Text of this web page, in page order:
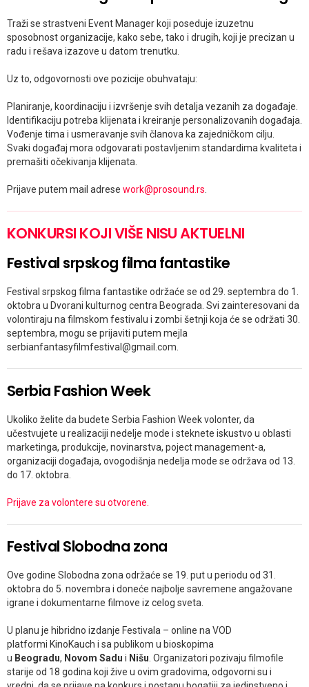
Traži se strastveni Event Manager koji poseduje izuzetnu
sposobnost organizacije, kako sebe, tako i drugih, koji je precizan u
radu i rešava izazove u datom trenutku.
Uz to, odgovornosti ove pozicije obuhvataju:
Planiranje, koordinaciju i izvršenje svih detalja vezanih za događaje.
Identifikaciju potreba klijenata i kreiranje personalizovanih događaja.
Vođenje tima i usmeravanje svih članova ka zajedničkom cilju.
Svaki događaj mora odgovarati postavljenim standardima kvaliteta i
premašiti očekivanja klijenata.
Prijave putem mail adrese work@prosound.rs
KONKURSI KOJI VIŠE NISU AKTUELNI
Festival srpskog filma fantastike
Festival srpskog filma fantastike održaće se od 29. septembra do 1.
oktobra u Dvorani kulturnog centra Beograda. Svi zainteresovani da
volontiraju na filmskom festivalu i zombi šetnji koja će se održati 30.
septembra, mogu se prijaviti putem mejla
serbianfantasyfilmfestival@gmail.com.
Serbia Fashion Week
Ukoliko želite da budete Serbia Fashion Week volonter, da
učestvujete u realizaciji nedelje mode i steknete iskustvo u oblasti
marketinga, produkcije, novinarstva, poject management-a,
organizaciji događaja, ovogodišnja nedelja mode se održava od 13.
do 17. oktobra.
Prijave za volontere su otvorene.
Festival Slobodna zona
Ove godine Slobodna zona održaće se 19. put u periodu od 31.
oktobra do 5. novembra i doneće najbolje savremene angažovane
igrane i dokumentarne filmove iz celog sveta.
U planu je hibridno izdanje Festivala – online na VOD
platformi KinoKauch i sa publikom u bioskopima
u Beogradu, Novom Sadu i Nišu . Organizatori pozivaju filmofile
starije od 18 godina koji žive u ovim gradovima, odgovorni su i